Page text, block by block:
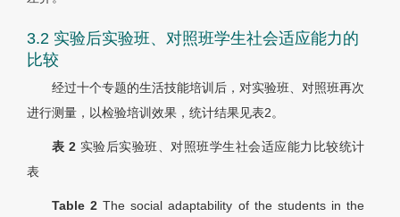
3.2 实验后实验班、对照班学生社会适应能力的
比较
经过十个专题的生活技能培训后，对实验班、对照班再次
进行测量，以检验培训效果，统计结果见表2。
表 2 实验后实验班、对照班学生社会适应能力比较统计
表
Table 2The social adaptability of the students in the